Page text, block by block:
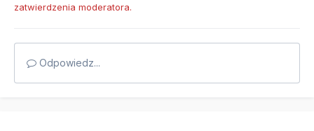
zatwierdzenia moderatora.
Odpowiedz...